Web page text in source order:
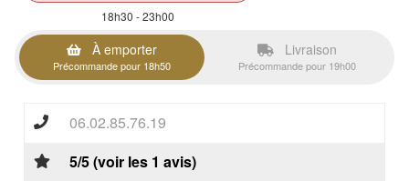
18h30 - 23h00
À emporter
Précommande pour 18h50
Livraison
Précommande pour 19h00
06.02.85.76.19
5/5 (voir les 1 avis)